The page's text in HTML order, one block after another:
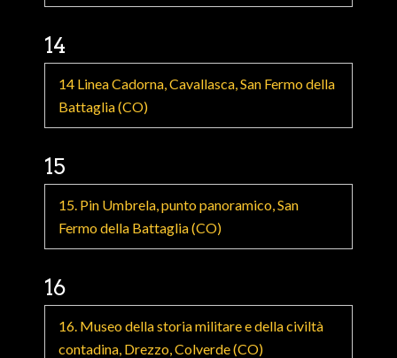
14
14 Linea Cadorna, Cavallasca, San Fermo della
Battaglia (CO)
15
15. Pin Umbrela, punto panoramico, San
Fermo della Battaglia (CO)
16
16. Museo della storia militare e della civiltà
contadina, Drezzo, Colverde (CO)